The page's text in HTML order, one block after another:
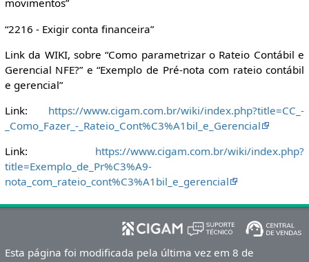
movimentos”
“2216 - Exigir conta financeira”
Link da WIKI, sobre “Como parametrizar o Rateio Contábil e
Gerencial NFE?” e “Exemplo de Pré-nota com rateio contábil
e gerencial”
Link: https://www.cigam.com.br/wiki/index.php?title=CC_-
_Como_Fazer_-_Rateio_Cont%C3%A1bil_e_Gerencial
Link: https://www.cigam.com.br/wiki/index.php?
title=Exemplo_de_Pr%C3%A9-
nota_com_rateio_cont%C3%A1bil_e_gerencial
Esta página foi modificada pela última vez em 8 de